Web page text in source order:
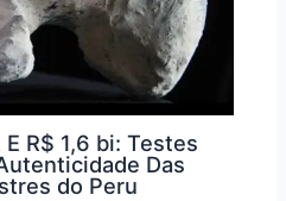
R$ 1,6 bi: Testes
Das
do Peru